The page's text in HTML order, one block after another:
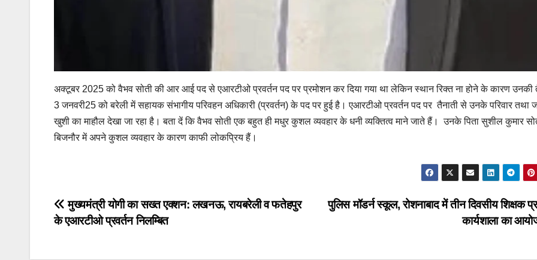
अक्टूबर 2025 को वैभव सोती की आर आई पद से एआरटीओ प्रवर्तन पद पर प्रमोशन कर दिया गया था लेकिन स्थान रिक्त ना होने के कारण उनकी
3 जनवरी25 को बरेली में सहायक संभागीय परिवहन अधिकारी (प्रवर्तन) के पद पर हुई है। एआरटीओ प्रवर्तन पद पर तैनाती से उनके परिवार तथा
खुशी का माहौल देखा जा रहा है। बता दें कि वैभव सोती एक बहुत ही मधुर कुशल व्यवहार के धनी व्यक्तित्व माने जाते हैं। उनके पिता सुशील कुमार
बिजनौर में अपने कुशल व्यवहार के कारण काफी लोकप्रिय हैं।
Post
navigation
पुलिस मॉडर्न स्कूल, रोशनाबाद में तीन दिवसीय शिक्षक
कार्यशाला का
मुख्यमंत्री योगी का सख्त एक्शन: लखनऊ, रायबरेली व फतेहपुर
के एआरटीओ प्रवर्तन निलम्बित